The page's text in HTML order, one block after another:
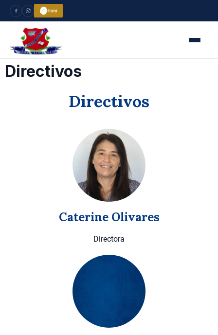
Directivos
Directivos
Caterine Olivares
Directora